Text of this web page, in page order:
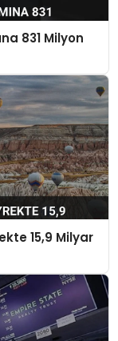
831 Milyon
15,9 Milyar